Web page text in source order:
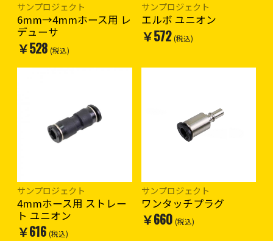
サンプロジェクト
6mm→4mmホース用 レ
デューサ
￥528 (税込)
サンプロジェクト
エルボ ユニオン
￥572 (税込)
サンプロジェクト
4mmホース用 ストレー
ト ユニオン
￥616 (税込)
サンプロジェクト
ワンタッチプラグ
￥660 (税込)